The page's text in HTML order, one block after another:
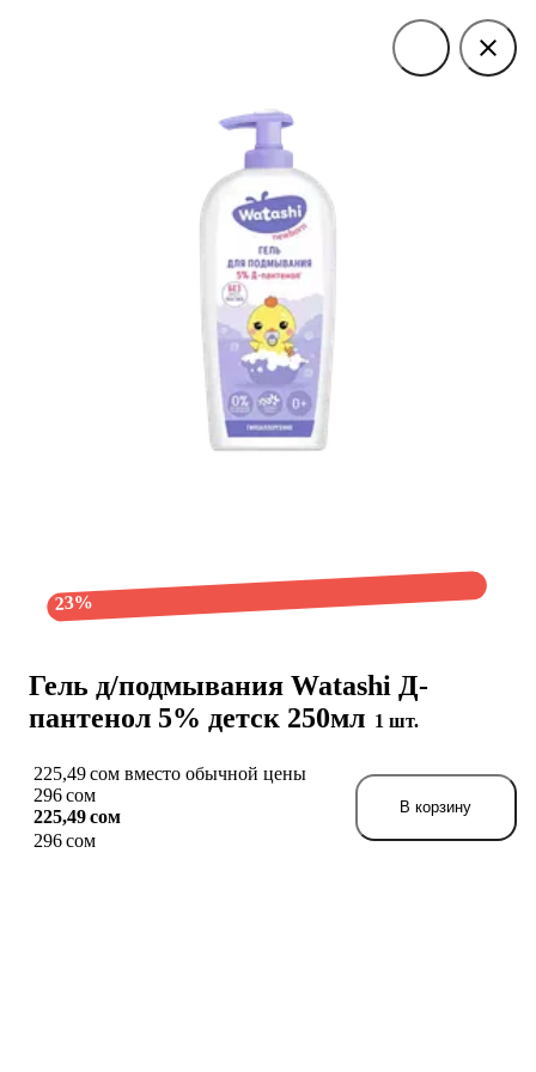
Гель д/подмывания Watashi Д-
пантенол 5% детск 250мл 1 шт.
23%
225,49 сом вместо обычной цены
296 сом
225,49 сом
296 сом
В корзину